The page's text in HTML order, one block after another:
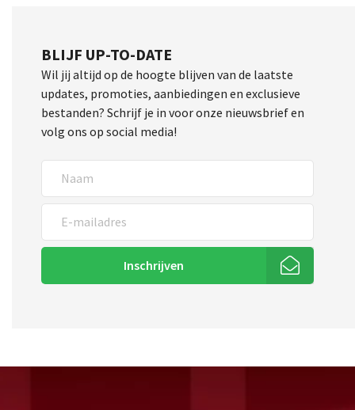
BLIJF UP-TO-DATE
Wil jij altijd op de hoogte blijven van de laatste
updates, promoties, aanbiedingen en exclusieve
bestanden? Schrijf je in voor onze nieuwsbrief en
volg ons op social media!
Inschrijven